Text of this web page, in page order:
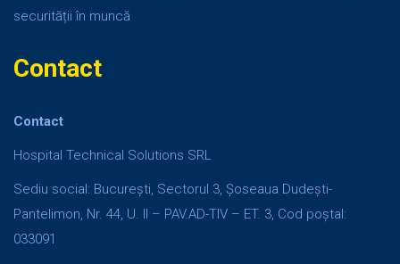
securității în muncă
Contact
Contact
Hospital Technical Solutions SRL
Sediu social: București, Sectorul 3, Șoseaua Dudești-
Pantelimon, Nr. 44, U. II – PAV.AD-TIV – ET. 3, Cod poștal:
033091